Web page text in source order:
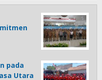
pada
Utara